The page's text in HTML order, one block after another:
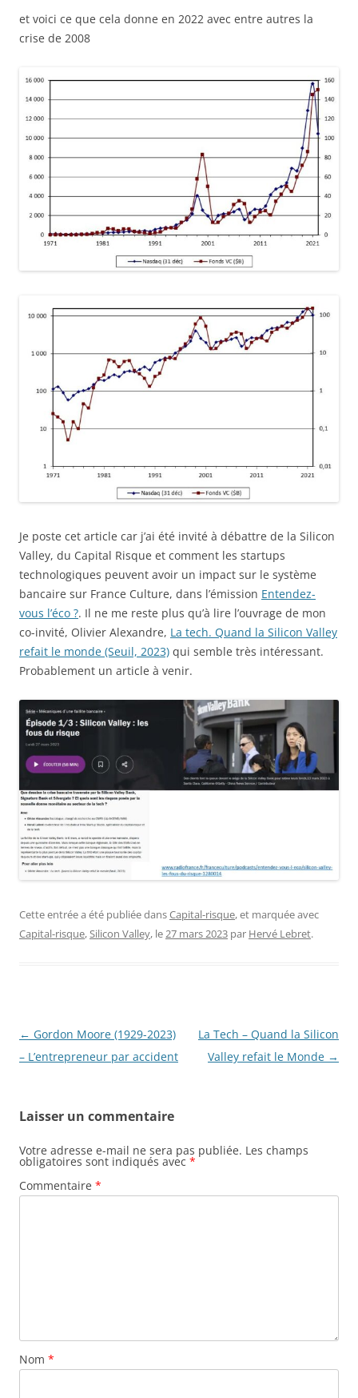
et voici ce que cela donne en 2022 avec entre autres la
crise de 2008
Je poste cet article car j’ai été invité à débattre de la Silicon
Valley, du Capital Risque et comment les startups
technologiques peuvent avoir un impact sur le système
bancaire sur France Culture, dans l’émission Entendez-
vous l’éco ?. Il ne me reste plus qu’à lire l’ouvrage de mon
co-invité, Olivier Alexandre, La tech. Quand la Silicon Valley
refait le monde (Seuil, 2023) qui semble très intéressant.
Probablement un article à venir.
Cette entrée a été publiée dansCapital-risque, et marquée avec
Capital-risque,Silicon Valley, le27 mars 2023 par Hervé Lebret.
Navigation
des
← Gordon Moore (1929-2023)
– L’entrepreneur par accident
La Tech – Quand la Silicon
Valley refait le Monde →
Laisser un commentaire
Votre adresse e-mail ne sera pas publiée. Les champs
obligatoires sont indiqués avec *
Commentaire *
Nom *